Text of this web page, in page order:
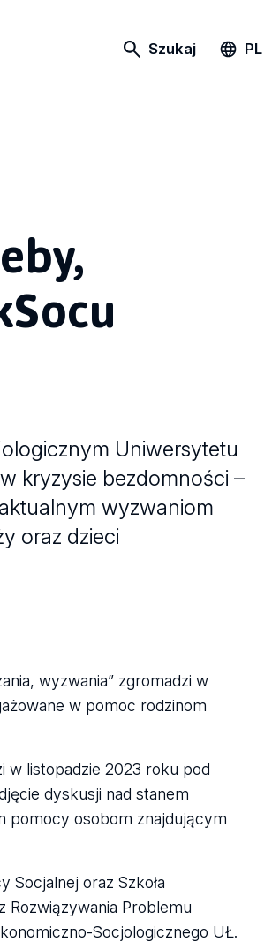
Szukaj PL
Uniwersytetu
kryzysie bezdomności –
wyzwaniom
oraz dzieci
wyzwania” zgromadzi w
w pomoc rodzinom
w listopadzie 2023 roku pod
dyskusji nad stanem
pomocy osobom znajdującym
Socjalnej oraz Szkoła
Rozwiązywania Problemu
Socjologicznego UŁ.